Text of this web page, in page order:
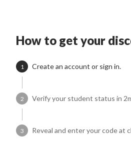
How to get your
1 Create an account or sign in.
2 Verify your student status in
3 Reveal and enter your code at